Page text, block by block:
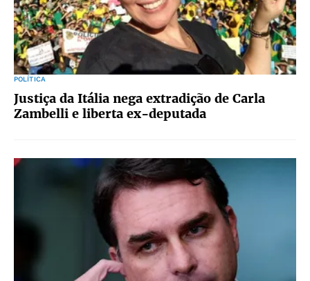
POLÍTICA
Justiça da Itália nega extradição de Carla
Zambelli e liberta ex-deputada